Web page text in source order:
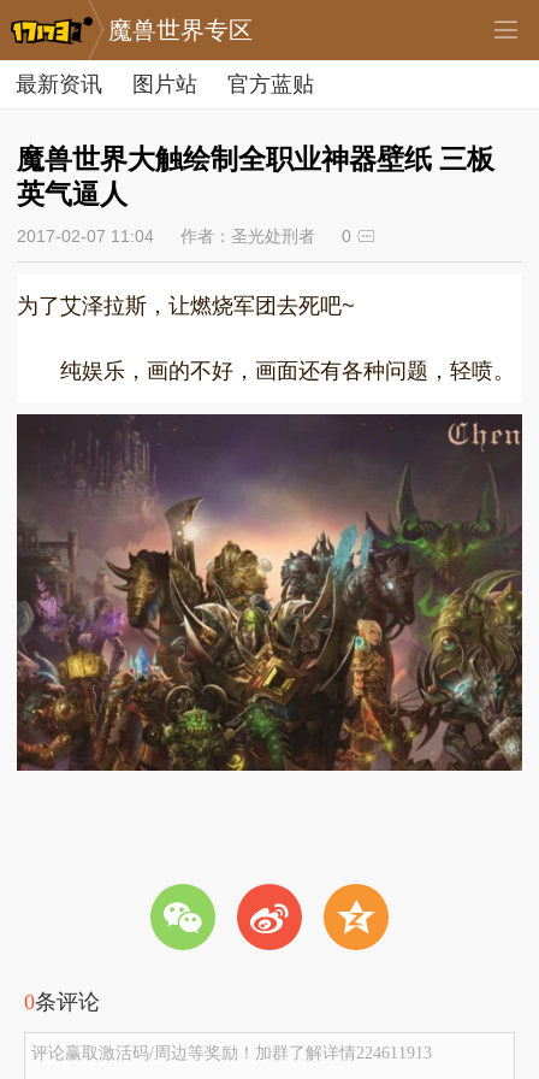
魔兽世界专区
最新资讯 图片站 官方蓝贴
魔兽世界大触绘制全职业神器壁纸 三板
英气逼人
2017-02-07 11:04 作者：圣光处刑者 0
为了艾泽拉斯，让燃烧军团去死吧~
纯娱乐，画的不好，画面还有各种问题，轻喷。
w t z
0条评论
评论赢取激活码/周边等奖励！加群了解详情224611913